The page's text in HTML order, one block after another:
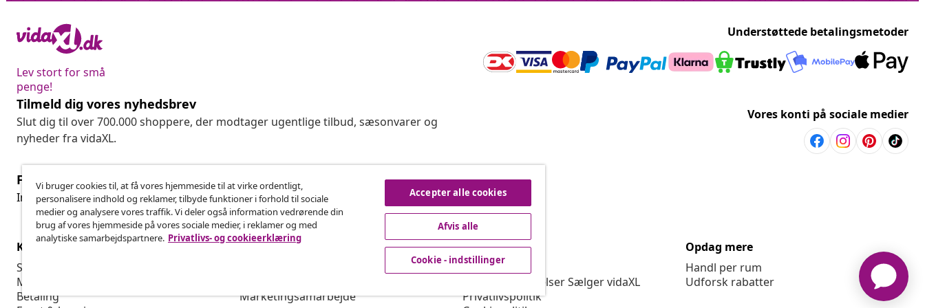
Lev stort for små
penge!
Understøttede betalingsmetoder
Tilmeld dig vores nyhedsbrev
Slut dig til over 700.000 shoppere, der modtager ugentlige tilbud, sæsonvarer og
nyheder fra vidaXL.
Vores konti på sociale medier
Fortryd køb
Indsend en anmodning om at fortryde din ordre.
Fortryd køb
Kundeservice
Spor din ordre
Min konto
Betaling
Virksomhed
Marketingsamarbejde
vidaXL
Om vidaXL
Vilkår & betingelser Sælger vidaXL
Privatlivspolitik
Opdag mere
Handl per rum
Udforsk rabatter
Vi bruger cookies til, at få vores hjemmeside til at virke ordentligt,
personalisere indhold og reklamer, tilbyde funktioner i forhold til sociale
medier og analysere vores traffik. Vi deler også information vedrørende din
brug af vores hjemmeside på vores sociale medier, i reklamer og med
analytiske samarbejdspartnere. Privatlivs- og cookieerklæring
Accepter alle cookies
Afvis alle
Cookie - indstillinger